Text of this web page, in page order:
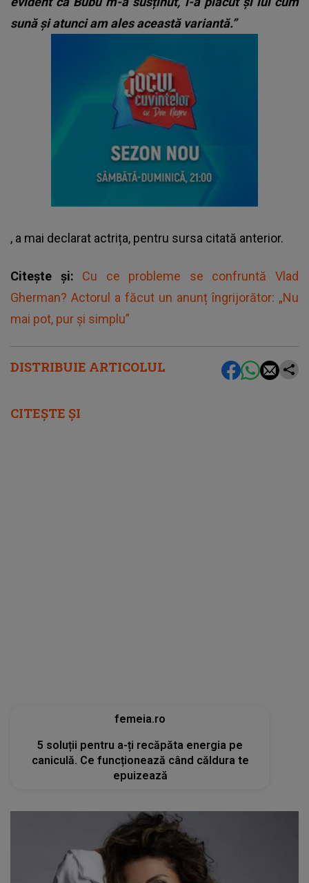
DISTRIBUIE ARTICOLUL
sună și atunci am ales această variantă.”
, a mai declarat actrița, pentru sursa citată anterior.
Citește și: Cu ce probleme se confruntă Vlad
Gherman? Actorul a făcut un anunț îngrijorător: „Nu
mai pot, pur și simplu”
CITEȘTE ȘI
femeia.ro
5 soluții pentru a-ți recăpăta energia pe
caniculă. Ce funcționează când căldura te
epuizează